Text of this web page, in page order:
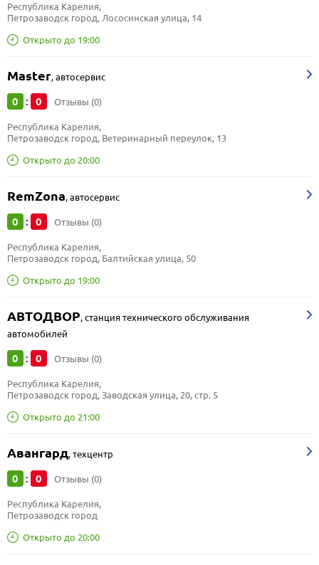
Открыто до 19:00
Республика Карелия,
Петрозаводск город, Лососинская улица, 14
Master,автосервис
0 : 0 Отзывы (0)
Открыто до 20:00
Республика Карелия,
Петрозаводск город, Ветеринарный переулок, 13
RemZona,автосервис
0 : 0 Отзывы (0)
Открыто до 19:00
Республика Карелия,
Петрозаводск город, Балтийская улица, 50
АВТОДВОР,станция технического обслуживания
автомобилей
0 : 0 Отзывы (0)
Открыто до 21:00
Республика Карелия,
Петрозаводск город, Заводская улица, 20, стр. 5
Авангард,техцентр
0 : 0 Отзывы (0)
Открыто до 20:00
Республика Карелия,
Петрозаводск город